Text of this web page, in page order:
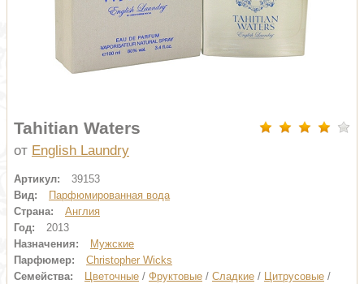
Tahitian Waters
от English Laundry
Артикул:
39153
Вид:
Парфюмированная вода
Страна:
Англия
Год:
2013
Назначения:
Мужские
Парфюмер:
Сhristopher Wicks
Семейства:
Цветочные / Фруктовые / Сладкие / Цитрусовые /